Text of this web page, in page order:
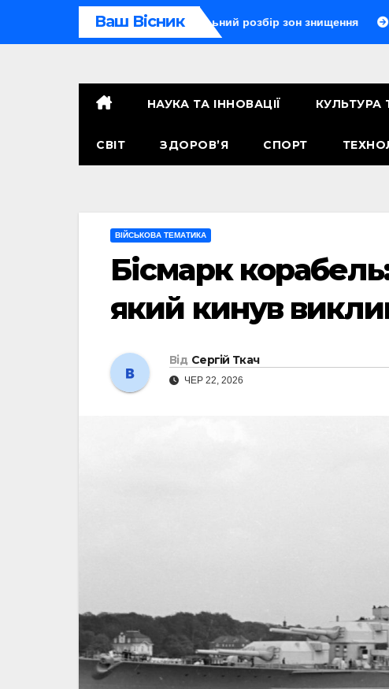
Ваш Вісник
радіус ураження: детальний розбір зон знищення Ту-160
НАУКА ТА ІННОВАЦІЇ КУЛЬТУРА
СВІТ ЗДОРОВ’Я СПОРТ
ВІЙСЬКОВА ТЕМАТИКА
Бісмарк
який кинув
Від Сергій Ткач
ЧЕР 22, 2026